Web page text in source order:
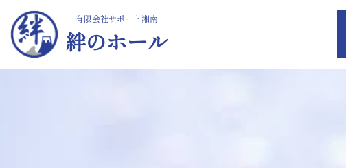
有限会社サポート湘南
絆のホール